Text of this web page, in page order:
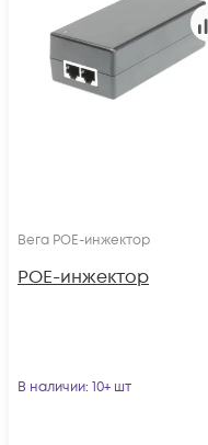
Вега POE-инжектор
POE-инжектор
В наличии: 10+ шт